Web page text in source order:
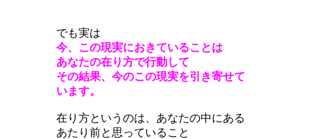
でも実は
今、この現実におきていることは
あなたの在り方で行動して
その結果、今のこの現実を引き寄せて
います。
在り方というのは、 あなたの中にある
あたり前と思っていること